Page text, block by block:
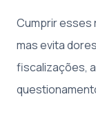
Cumprir esses
mas evita
fiscalizações,